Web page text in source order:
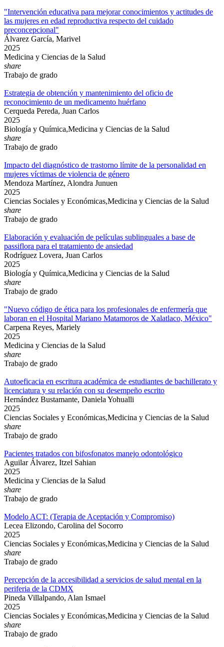
"Intervención educativa para mejorar conocimientos y actitudes de
las mujeres en edad reproductiva respecto del cuidado
preconcepcional"
Álvarez García, Marivel
2025
Medicina y Ciencias de la Salud
share
Trabajo de grado
Estrategia de obtención y mantenimiento del oficio de
reconocimiento de un medicamento huérfano
Cerqueda Pereda, Juan Carlos
2025
Biología y Química,Medicina y Ciencias de la Salud
share
Trabajo de grado
Impacto del diagnóstico de trastorno límite de la personalidad en
mujeres víctimas de violencia de género
Mendoza Martínez, Alondra Junuen
2025
Ciencias Sociales y Económicas,Medicina y Ciencias de la Salud
share
Trabajo de grado
Elaboración y evaluación de películas sublinguales a base de
passiflora para el tratamiento de ansiedad
Rodríguez Lovera, Juan Carlos
2025
Biología y Química,Medicina y Ciencias de la Salud
share
Trabajo de grado
"Nuevo código de ética para los profesionales de enfermería que
laboran en el Hospital Mariano Matamoros de Xalatlaco, México"
Carpena Reyes, Mariely
2025
Medicina y Ciencias de la Salud
share
Trabajo de grado
Autoeficacia en escritura académica de estudiantes de bachillerato y
licenciatura y su relación con su desempeño escrito
Hernández Bustamante, Daniela Yohualli
2025
Ciencias Sociales y Económicas,Medicina y Ciencias de la Salud
share
Trabajo de grado
Pacientes tratados con bifosfonatos manejo odontológico
Aguilar Álvarez, Itzel Sahian
2025
Medicina y Ciencias de la Salud
share
Trabajo de grado
Modelo ACT: (Terapia de Aceptación y Compromiso)
Lecea Elizondo, Carolina del Socorro
2025
Ciencias Sociales y Económicas,Medicina y Ciencias de la Salud
share
Trabajo de grado
Percepción de la accesibilidad a servicios de salud mental en la
periferia de la CDMX
Pineda Villalpando, Alan Ismael
2025
Ciencias Sociales y Económicas,Medicina y Ciencias de la Salud
share
Trabajo de grado